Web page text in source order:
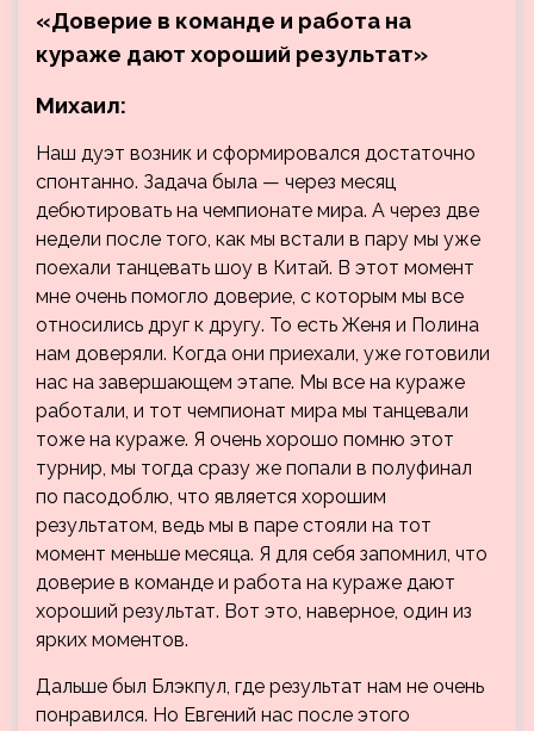
«Доверие в команде и работа на
кураже дают хороший результат»
Михаил:
Наш дуэт возник и сформировался достаточно
спонтанно. Задача была — через месяц
дебютировать на чемпионате мира. А через две
недели после того, как мы встали в пару мы уже
поехали танцевать шоу в Китай. В этот момент
мне очень помогло доверие, с которым мы все
относились друг к другу. То есть Женя и Полина
нам доверяли. Когда они приехали, уже готовили
нас на завершающем этапе. Мы все на кураже
работали, и тот чемпионат мира мы танцевали
тоже на кураже. Я очень хорошо помню этот
турнир, мы тогда сразу же попали в полуфинал
по пасодоблю, что является хорошим
результатом, ведь мы в паре стояли на тот
момент меньше месяца. Я для себя запомнил, что
доверие в команде и работа на кураже дают
хороший результат. Вот это, наверное, один из
ярких моментов.
Дальше был Блэкпул, где результат нам не очень
понравился. Но Евгений нас после этого